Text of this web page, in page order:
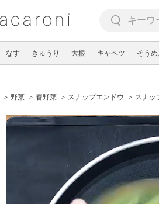
なす きゅうり 大根 キャベツ そうめ
野菜 春野菜 スナップエンドウ スナッ